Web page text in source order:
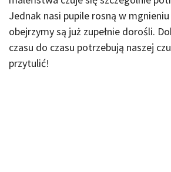
Jednak nasi pupile rosną w
obejrzymy są już zupełnie dorośli.
czasu do czasu potrzebują naszej
przytulić!